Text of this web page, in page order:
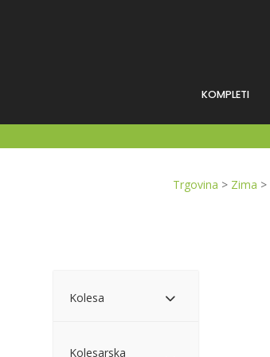
KOMPLETI
Trgovina > Zima >
Kolesa
Kolesarska